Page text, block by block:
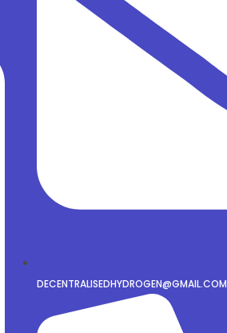
DECENTRALISEDHYDROGEN@GMAIL.COM